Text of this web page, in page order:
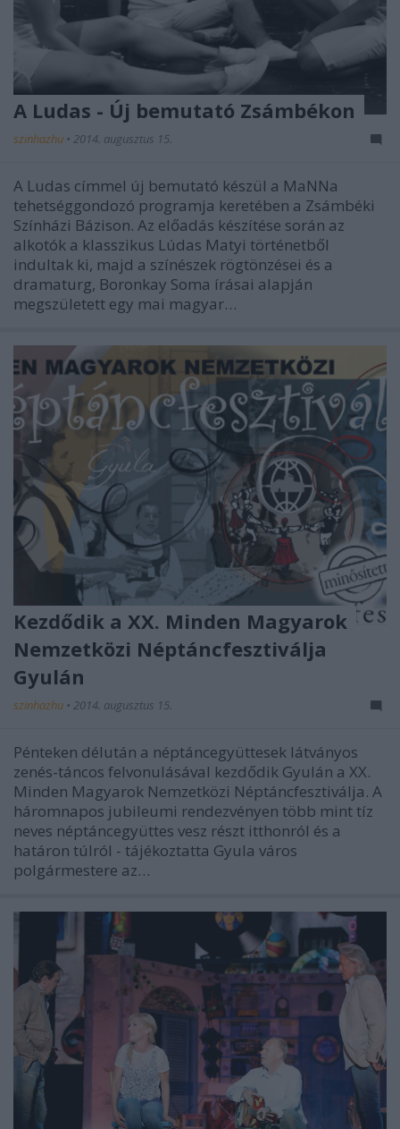
A Ludas - Új bemutató Zsámbékon
szinhazhu • 2014. augusztus 15.
A Ludas címmel új bemutató készül a MaNNa
tehetséggondozó programja keretében a Zsámbéki
Színházi Bázison. Az előadás készítése során az
alkotók a klasszikus Lúdas Matyi történetből
indultak ki, majd a színészek rögtönzései és a
dramaturg, Boronkay Soma írásai alapján
megszületett egy mai magyar…
Kezdődik a XX. Minden Magyarok
Nemzetközi Néptáncfesztiválja
Gyulán
szinhazhu • 2014. augusztus 15.
Pénteken délután a néptáncegyüttesek látványos
zenés-táncos felvonulásával kezdődik Gyulán a XX.
Minden Magyarok Nemzetközi Néptáncfesztiválja. A
háromnapos jubileumi rendezvényen több mint tíz
neves néptáncegyüttes vesz részt itthonról és a
határon túlról - tájékoztatta Gyula város
polgármestere az…